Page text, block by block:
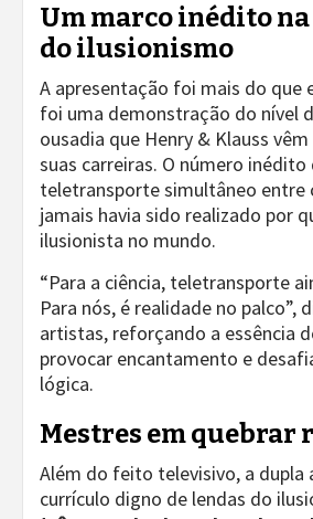
Um marco inédito
do ilusionismo
A apresentação foi mais do que
foi uma demonstração do nível
ousadia que Henry & Klauss
suas carreiras. O número inédito
teletransporte simultâneo entre
jamais havia sido realizado por
ilusionista no mundo.
“Para a ciência, teletransporte
Para nós, é realidade no palco”,
artistas, reforçando a essência
provocar encantamento e
lógica.
Mestres em quebrar
Além do feito televisivo, a dupla
currículo digno de lendas do